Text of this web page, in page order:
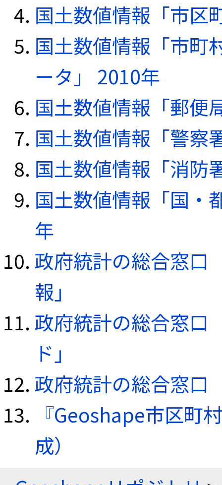
国土数値情報「市区
国土数値情報「市町
ータ」 2010年
国土数値情報「郵便
国土数値情報「警察
国土数値情報「消防
国土数値情報「国・
年
政府統計の総合窓口
報」
政府統計の総合窓口
ド」
政府統計の総合窓口
『Geoshape市区町
成）